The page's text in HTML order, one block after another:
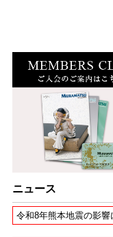
メンデルスゾーン
歌の翼に（大久保はる
Fl.Guit.Perc
大久保はるか
ラバーズ・コンチェ
４）（大久保はるか編
ニュース
令和8年熊本地震の影